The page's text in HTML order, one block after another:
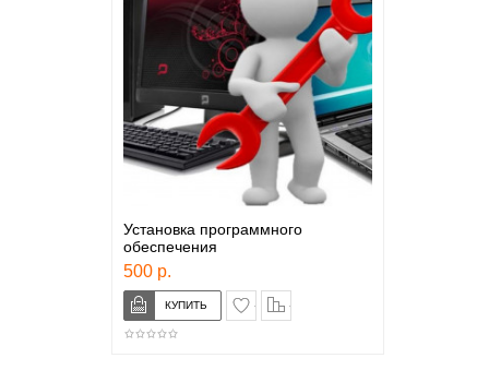
Установка программного
обеспечения
500 р.
в закладки